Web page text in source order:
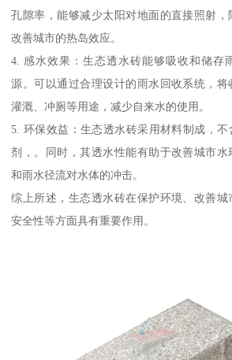
孔隙率，能够减少太阳对地面的直接照射
改善城市的热岛效应。
4. 感水效果：生态透水砖能够吸收和储存
源。可以通过合理设计的雨水回收系统，
灌溉、冲厕等用途，减少自来水的使用。
5. 环保效益：生态透水砖采用材料制成，
剂，。同时，其透水性能有助于改善城市
和雨水径流对水体的冲击。
综上所述，生态透水砖在保护环境、改善
安全性等方面具有重要作用。